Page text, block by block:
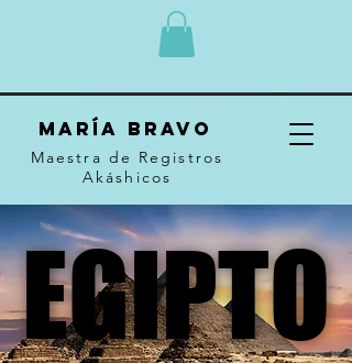
MARÍA BRAVO
Maestra de Registros
Akáshicos
EGIPTO
EGIPTO